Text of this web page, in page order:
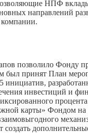
НПФ
направлений
позволило Фонду
был принят План
инвестиций и
карты» Фондом на
создать